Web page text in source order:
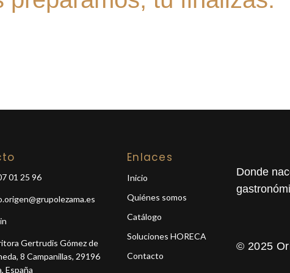
01 25 96
Gertrudis Gómez de
8 Campanillas, 29196
España
Enlaces
Inicio
Quiénes somos
Catálogo
Soluciones HORECA
Contacto
Donde
© 2025